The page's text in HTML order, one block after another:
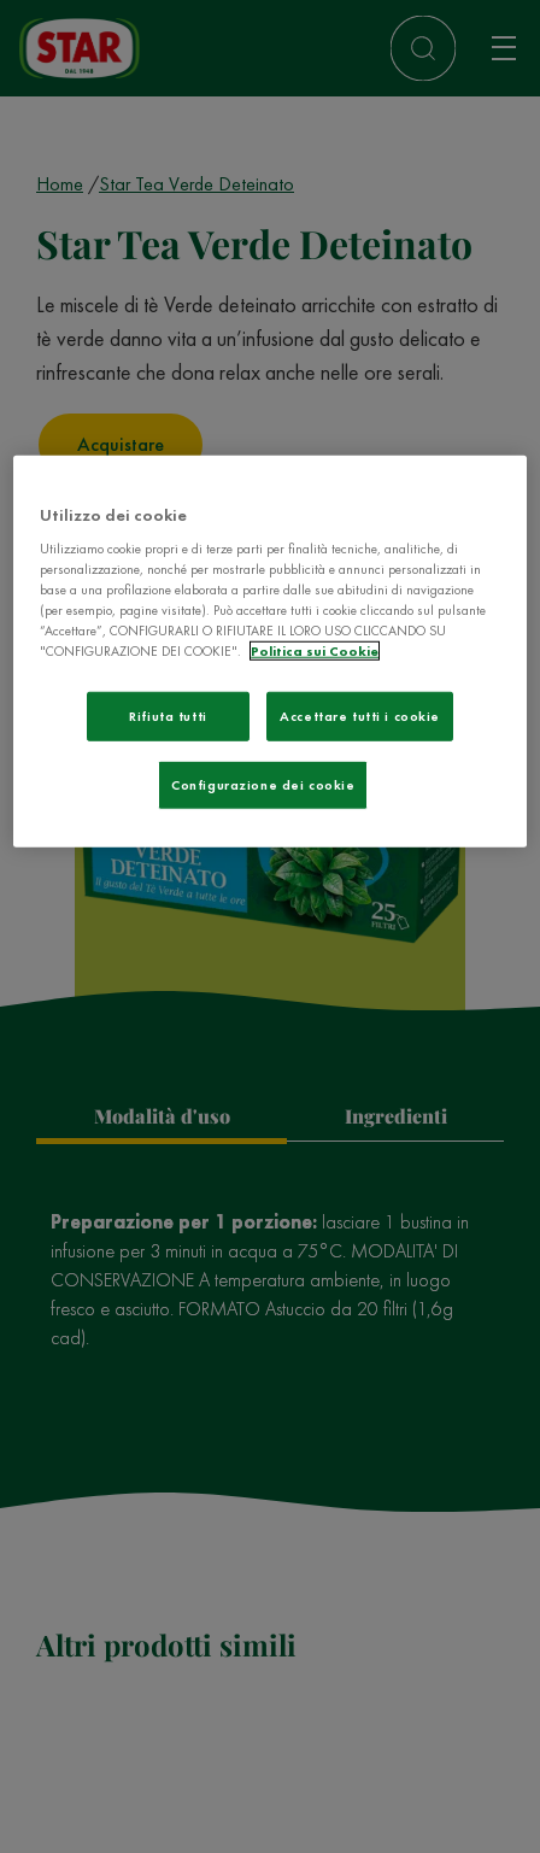
Home Star Tea Verde Deteinato
Star Tea Verde Deteinato
Le miscele di tè Verde deteinato arricchite con estratto di
tè verde danno vita a un’infusione dal gusto delicato e
rinfrescante che dona relax anche nelle ore serali.
Acquistare
Modalità d'uso Ingredienti
Preparazione per 1 porzione: lasciare 1 bustina in
infusione per 3 minuti in acqua a 75°C. MODALITA' DI
CONSERVAZIONE A temperatura ambiente, in luogo
fresco e asciutto. FORMATO Astuccio da 20 filtri (1,6g
cad).
Altri prodotti simili
Utilizzo dei cookie
Utilizziamo cookie propri e di terze parti per finalità tecniche, analitiche, di
personalizzazione, nonché per mostrarle pubblicità e annunci personalizzati in
base a una profilazione elaborata a partire dalle sue abitudini di navigazione
(per esempio, pagine visitate). Può accettare tutti i cookie cliccando sul pulsante
“Accettare”, CONFIGURARLI O RIFIUTARE IL LORO USO CLICCANDO SU
"CONFIGURAZIONE DEI COOKIE".
Politica sui Cookie
Rifiuta tutti Accettare tutti i cookie
Configurazione dei cookie